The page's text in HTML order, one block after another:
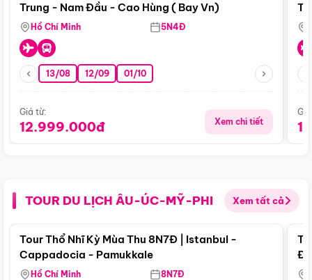
Trung - Nam Đầu - Cao Hùng ( Bay Vn)
Hồ Chí Minh 5N4Đ
13/08 12/09 01/10
Giá từ:
12.999.000đ Xem chi tiết
TOUR DU LỊCH ÂU-ÚC-MỸ-PHI Xem tất cả
Điểm nổi bật
Tour Thổ Nhĩ Kỳ Mùa Thu 8N7Đ | Istanbul -
Cappadocia - Pamukkale
Hồ Chí Minh 8N7Đ